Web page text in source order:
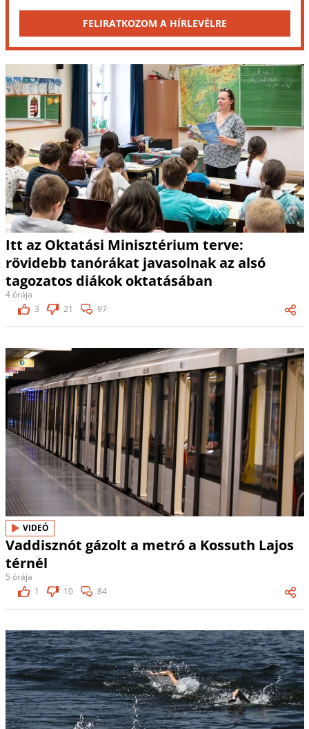
FELIRATKOZOM A HÍRLEVÉLRE
Itt az Oktatási Minisztérium terve:
rövidebb tanórákat javasolnak az alsó
tagozatos diákok oktatásában
4 órája
3
21 97
VIDEÓ
Vaddisznót gázolt a metró a Kossuth Lajos
térnél
5 órája
1
10 84